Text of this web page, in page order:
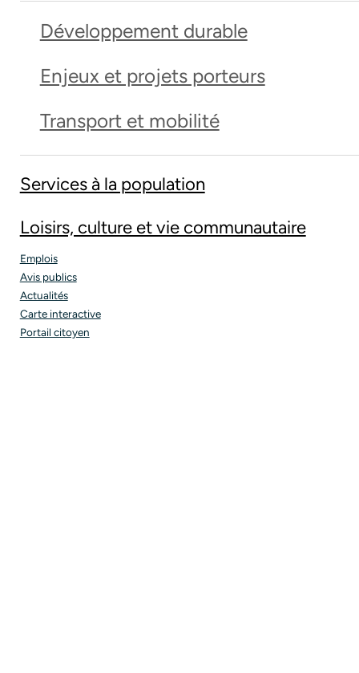
Développement durable
Enjeux et projets porteurs
Transport et mobilité
Services à la population
Loisirs, culture et vie communautaire
Emplois
Avis publics
Actualités
Carte interactive
Portail citoyen